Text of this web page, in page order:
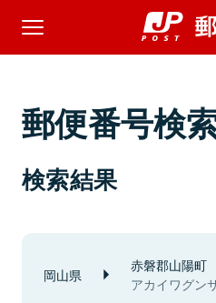
郵便番号検
検索結果
岡山県 赤磐郡山陽町
アカイワグン